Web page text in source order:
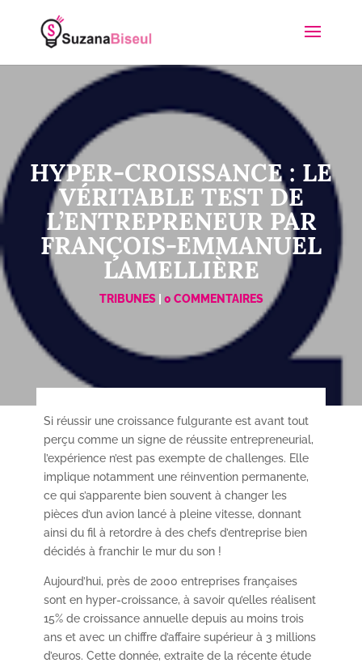
HYPER-CROISSANCE : LE
VÉRITABLE TEST DE
L’ENTREPRENEUR PAR
FRANÇOIS-EMMANUEL
LAMELLIÈRE
TRIBUNES| 0 COMMENTAIRES
Si réussir une croissance fulgurante est avant tout
perçu comme un signe de réussite entrepreneurial,
l’expérience n’est pas exempte de challenges. Elle
implique notamment une réinvention permanente,
ce qui s’apparente bien souvent à changer les
pièces d’un avion lancé à pleine vitesse, donnant
ainsi du fil à retordre à des chefs d’entreprise bien
décidés à franchir le mur du son !
Aujourd’hui, près de 2000 entreprises françaises
sont en hyper-croissance, à savoir qu’elles réalisent
15% de croissance annuelle depuis au moins trois
ans et avec un chiffre d’affaire supérieur à 3 millions
d’euros. Cette donnée, extraite de la récente étude